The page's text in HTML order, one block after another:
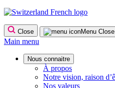
Skip
contentClose Menu Close
Main menu
Nous connaitre
À propos
Notre vision, raison
Nos valeurs